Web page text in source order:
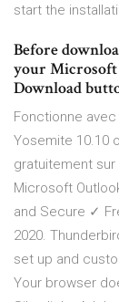
start the
Before
your Microsoft
Download
Fonctionne
Yosemite 10.10
gratuitement sur
Microsoft
and Secure ✓
2020.
set up and
Your browser